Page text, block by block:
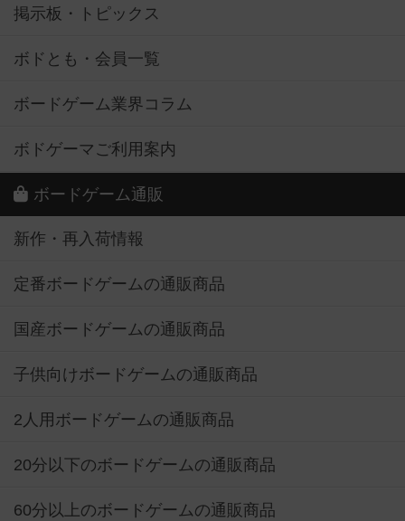
掲示板・トピックス
ボドとも・会員一覧
ボードゲーム業界コラム
ボドゲーマご利用案内
ボードゲーム通販
新作・再入荷情報
定番ボードゲームの通販商品
国産ボードゲームの通販商品
子供向けボードゲームの通販商品
2人用ボードゲームの通販商品
20分以下のボードゲームの通販商品
60分以上のボードゲームの通販商品